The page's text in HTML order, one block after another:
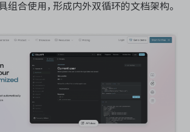
组合使用，形成内外双循环的文档架构。